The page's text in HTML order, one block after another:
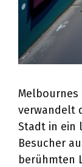
Melbournes
verwandelt
Stadt in ein
Besucher
berühmten